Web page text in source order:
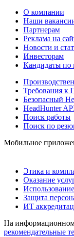
О компании
Наши
Партнерам
Реклама на
Новости и
Инвесторам
Кандидаты по
Требования к
Безопасный
HeadHunter
Поиск работы
Поиск по
Мобильное
Этика и
Оказание
Защита
ИТ
На информационном
рекомендательные